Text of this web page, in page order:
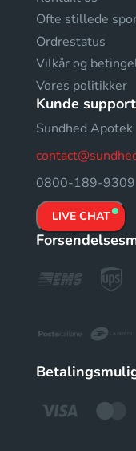
Ofte stillede
Ordrestatus
Vilkår og
Vores politikker
Kunde support
Sundhed Apotek
0800-189-9309
LIVE CHAT